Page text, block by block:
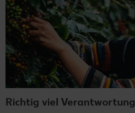
Richtig viel Verantwortung